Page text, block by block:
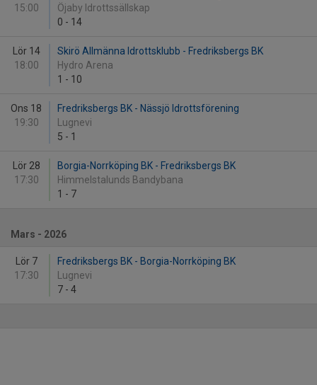
15:00
Öjaby Idrottssällskap
0 - 14
Lör 14
18:00
Skirö Allmänna Idrottsklubb - Fredriksbergs BK
Hydro Arena
1 - 10
Ons 18
19:30
Fredriksbergs BK - Nässjö Idrottsförening
Lugnevi
5 - 1
Lör 28
17:30
Borgia-Norrköping BK - Fredriksbergs BK
Himmelstalunds Bandybana
1 - 7
Mars - 2026
Lör 7
17:30
Fredriksbergs BK - Borgia-Norrköping BK
Lugnevi
7 - 4